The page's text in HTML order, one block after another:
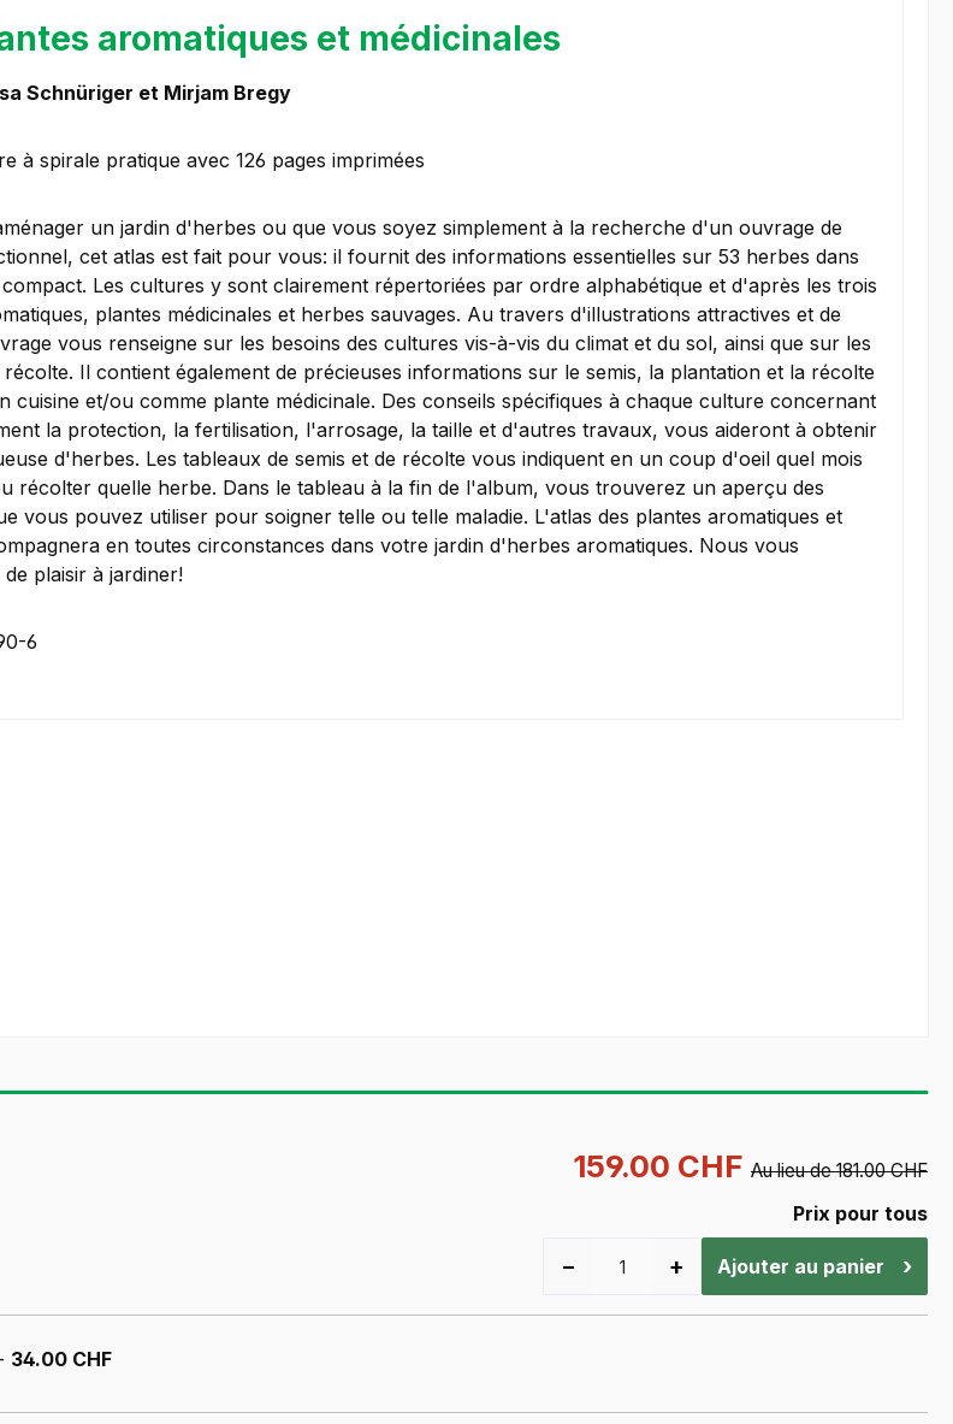
aromatiques et médicinales
Schnüriger et Mirjam Bregy
à spirale pratique avec 126 pages imprimées
un jardin d'herbes ou que vous soyez simplement à la recherche d'un ouvrage de
cet atlas est fait pour vous: il fournit des informations essentielles sur 53 herbes dans
Les cultures y sont clairement répertoriées par ordre alphabétique et d'après les trois
plantes médicinales et herbes sauvages. Au travers d'illustrations attractives et de
vous renseigne sur les besoins des cultures vis-à-vis du climat et du sol, ainsi que sur les
Il contient également de précieuses informations sur le semis, la plantation et la récolte
cuisine et/ou comme plante médicinale. Des conseils spécifiques à chaque culture concernant
la protection, la fertilisation, l'arrosage, la taille et d'autres travaux, vous aideront à obtenir
d'herbes. Les tableaux de semis et de récolte vous indiquent en un coup d'oeil quel mois
récolter quelle herbe. Dans le tableau à la fin de l'album, vous trouverez un aperçu des
vous pouvez utiliser pour soigner telle ou telle maladie. L'atlas des plantes aromatiques et
en toutes circonstances dans votre jardin d'herbes aromatiques. Nous vous
plaisir à jardiner!
6
159.00 CHF Au lieu de 181.00 CHF
Prix pour tous
− + Ajouter au panier ›
34.00 CHF